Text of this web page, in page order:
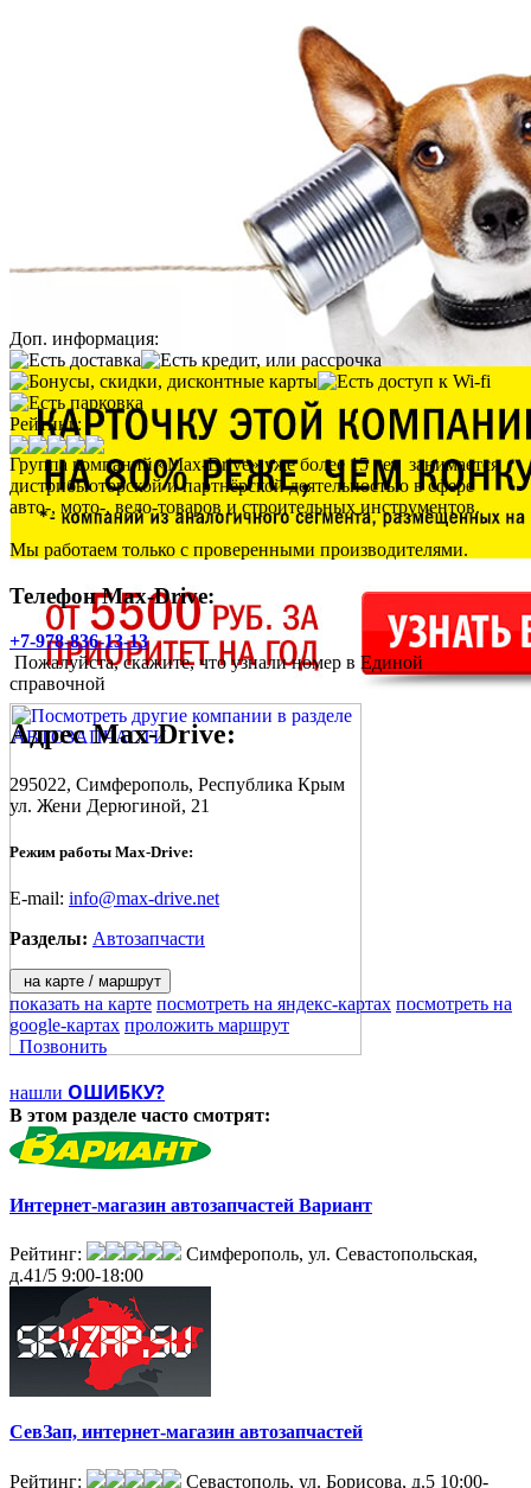
Доп. информация:
Рейтинг:
Группа компаний «Max-Drive» уже более 15 лет занимается
дистрибьюторской и партнёрской деятельностью в сфере
авто-, мото-, вело-товаров и строительных инструментов.
Мы работаем только с проверенными производителями.
Телефон Max-Drive:
+7-978-836-13-13
Пожалуйста, скажите, что узнали номер в Единой
справочной
АдресMax-Drive:
295022, Симферополь, Республика Крым
ул. Жени Дерюгиной, 21
Режим работы Max-Drive:
E-mail: info@max-drive.net
Разделы: Автозапчасти
на карте / маршрут
показать на карте посмотреть на яндекс-картах посмотреть на
google-картах проложить маршрут
Позвонить
нашли ОШИБКУ?
В этом разделе часто смотрят:
Интернет-магазин автозапчастей Вариант
Рейтинг:
Симферополь, ул. Севастопольская,
д.41/5 9:00-18:00
СевЗап, интернет-магазин автозапчастей
Рейтинг: Севастополь, ул. Борисова, д.5 10:00-